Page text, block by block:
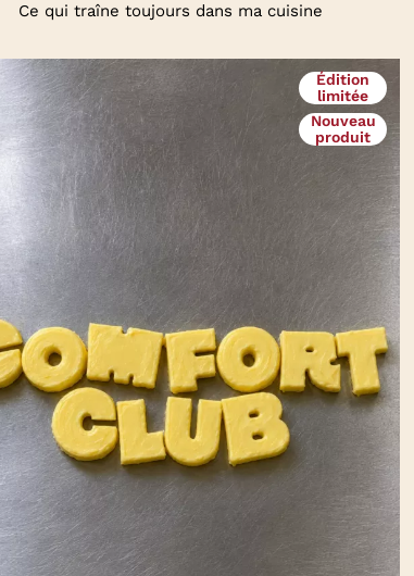
Toscane
Ce qui traîne toujours dans ma cuisine
Édition
limitée
Nouveau
produit